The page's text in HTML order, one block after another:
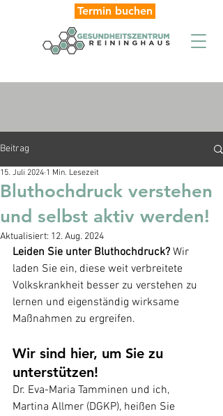
Termin buchen
Beitrag
Bluthochdruck verstehen
und selbst aktiv werden!
15. Juli 2024 1 Min. Lesezeit
Aktualisiert: 12. Aug. 2024
Leiden Sie unter Bluthochdruck? Wir
laden Sie ein, diese weit verbreitete
Volkskrankheit besser zu verstehen zu
lernen und eigenständig wirksame
Maßnahmen zu ergreifen.
Wir sind hier, um Sie zu
unterstützen!
Dr. Eva-Maria Tamminen und ich,
Martina Allmer (DGKP), heißen Sie